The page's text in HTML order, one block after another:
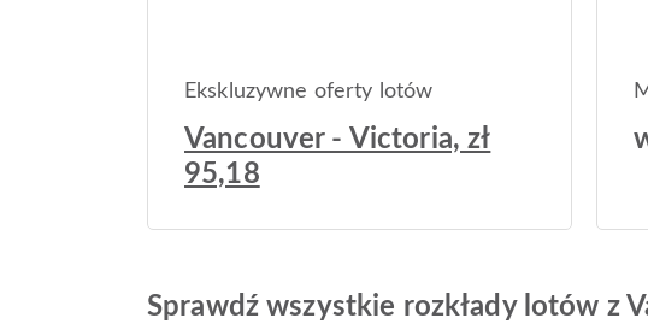
Ekskluzywne oferty lotów
Vancouver - Victoria, zł
95,18
Sprawdź wszystkie rozkłady lotów z